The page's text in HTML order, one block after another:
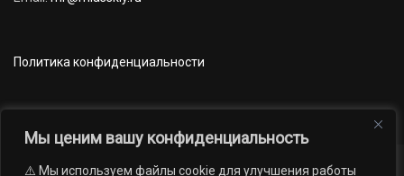
Мы ценим вашу конфиденциальность
⚠️ Мы используем файлы cookie для улучшения работы
Политика конфиденциальности